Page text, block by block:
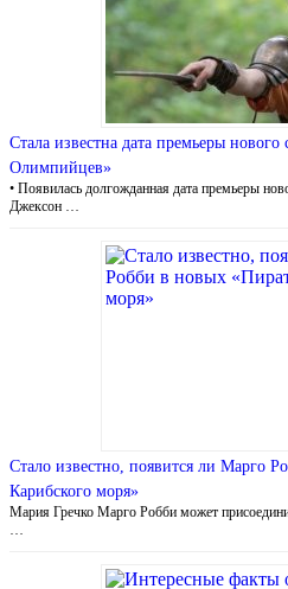
Стала известна дата премьеры
Олимпийцев»
• Появилась долгожданная дата премьеры
Джексон …
Стало известно, появится ли Марго
Карибского моря»
Мария Гречко Марго Робби может
…